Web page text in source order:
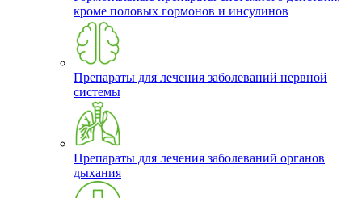
кроме половых гормонов и инсулинов
Препараты для лечения заболеваний нервной
системы
Препараты для лечения заболеваний органов
дыхания